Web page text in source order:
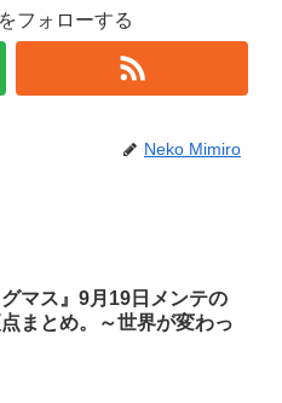
フォローする
Neko Mimiro
グマス』9月19日メンテの
まとめ。～世界が変わっ